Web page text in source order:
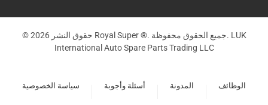
© حقوق النشر 2026 Royal Super ®. جميع الحقوق محفوظة. LUK
International Auto Spare Parts Trading LLC
سياسة الخصوصية أسئلة وأجوبة المدونة الوظائف